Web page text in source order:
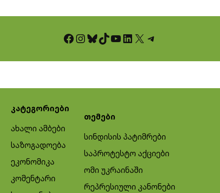
Facebook InstagramBluesky TikTok YouTube LinkedIn X Telegram
კატეგორიები
ახალი ამბები
საზოგადოება
ეკონომიკა
კომენტარი
თემები
სინდისის პატიმრები
საპროტესტო აქციები
ომი უკრაინაში
რეპრესიული კანონები